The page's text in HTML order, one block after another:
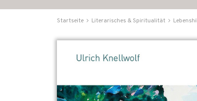
Startseite Literarisches & Spiritualität